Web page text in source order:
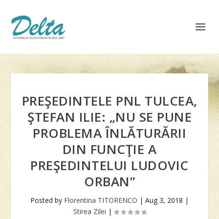
PREŞEDINTELE PNL TULCEA,
ŞTEFAN ILIE: „NU SE PUNE
PROBLEMA ÎNLĂTURĂRII
DIN FUNCŢIE A
PREŞEDINTELUI LUDOVIC
ORBAN”
Posted by Florentina TITORENCO | Aug 3, 2018 |
Stirea Zilei |